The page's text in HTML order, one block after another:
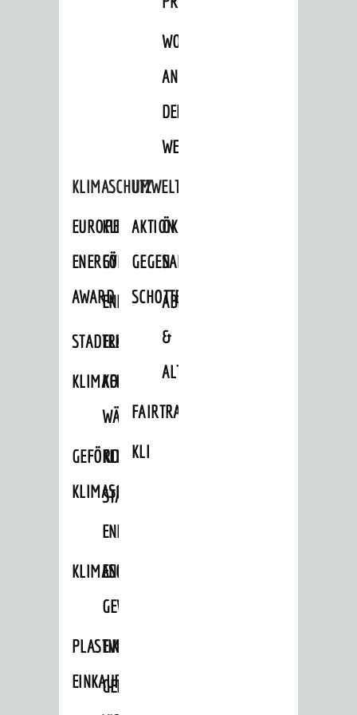
WOHNBEBAUUNG
AN
DER
WEINBERGSTRASSE
KLIMASCHUTZ
EUROPEAN
ENERGY
AWARD
KLIMASCHUTZ-
FÖRDERPROGRAMME
ENERGIEBERATUNG
STADTRADELN
ELEKTROMOBILITÄTSBERATUNG
KLIMAFITKOMMUNALE
WÄRMEPLANUNG
GEFÖRDERTE
KLIMASCHUTZMASSNAHMEN
KLIMASCHUTZKONZEPT
STÄDTISCHES
ENERGIEMANAGEMENT
KLIMASCHUTZKOMMISSION
ENERGIEKARAWANE
GEWERBE
PLASTIKTÜTENFREIE
EINKAUFSSTADT
EVENTS
GEMEINSAME
UMWELTSCHUTZ
AKTION
GEGEN
SCHOTTERGÄRTEN
ÖKOLOGISCHE
SANIERUNG/WAIDSEE
ABFALL
&
ALTLASTEN
FAIRTRADE
KLEIDERTAUSCHBÖRSE